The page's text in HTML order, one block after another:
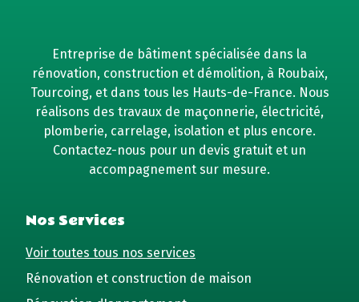
Entreprise de bâtiment spécialisée dans la
rénovation, construction et démolition, à Roubaix,
Tourcoing, et dans tous les Hauts-de-France. Nous
réalisons des travaux de maçonnerie, électricité,
plomberie, carrelage, isolation et plus encore.
Contactez-nous pour un devis gratuit et un
accompagnement sur mesure.
Nos Services
Voir toutes tous nos services
Rénovation et construction de maison